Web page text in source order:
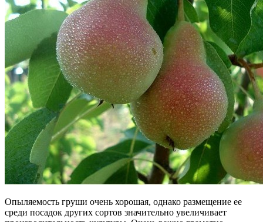
Опыляемость груши очень хорошая, однако размещение ее
среди посадок других сортов значительно увеличивает